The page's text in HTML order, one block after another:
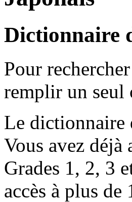
Dictionnaire
Pour
remplir un seul
Le dictionnaire
Vous avez déjà
Grades 1, 2, 3
accès à plus